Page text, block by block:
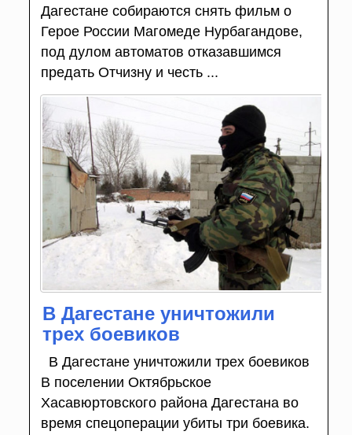
Дагестане собираются снять фильм о
Герое России Магомеде Нурбагандове,
под дулом автоматов отказавшимся
предать Отчизну и честь ...
В Дагестане уничтожили
трех боевиков
В Дагестане уничтожили трех боевиков
В поселении Октябрьское
Хасавюртовского района Дагестана во
время спецоперации убиты три боевика.